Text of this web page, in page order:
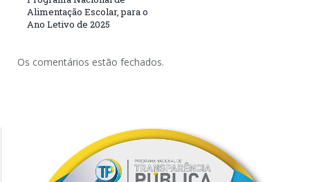
Alimentação Escolar, para o
Ano Letivo de 2025
Os comentários estão fechados.